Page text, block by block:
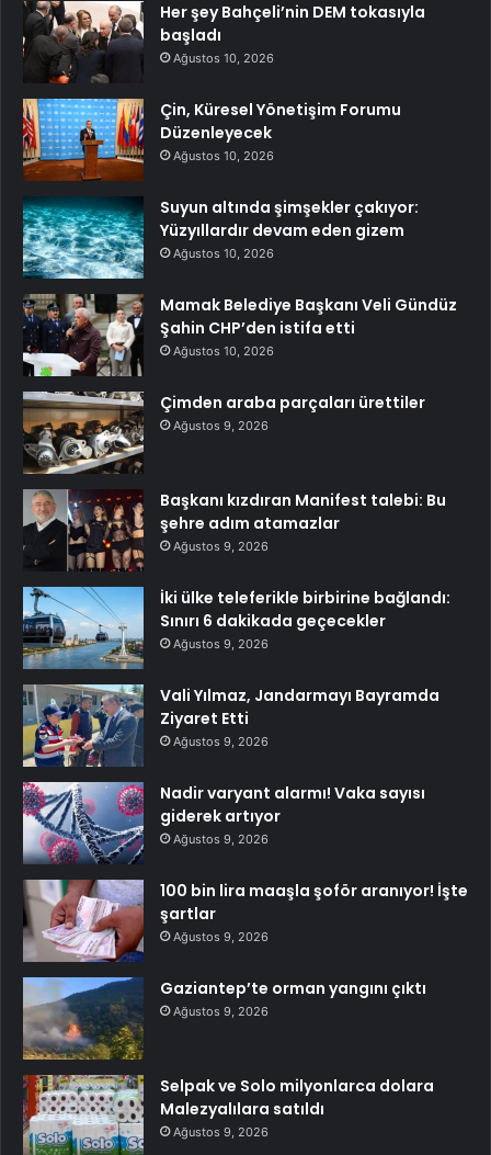
Her şey Bahçeli’nin DEM tokasıyla
başladı
Ağustos 10, 2026
Çin, Küresel Yönetişim Forumu
Düzenleyecek
Ağustos 10, 2026
Suyun altında şimşekler çakıyor:
Yüzyıllardır devam eden gizem
Ağustos 10, 2026
Mamak Belediye Başkanı Veli Gündüz
Şahin CHP’den istifa etti
Ağustos 10, 2026
Çimden araba parçaları ürettiler
Ağustos 9, 2026
Başkanı kızdıran Manifest talebi: Bu
şehre adım atamazlar
Ağustos 9, 2026
İki ülke teleferikle birbirine bağlandı:
Sınırı 6 dakikada geçecekler
Ağustos 9, 2026
Vali Yılmaz, Jandarmayı Bayramda
Ziyaret Etti
Ağustos 9, 2026
Nadir varyant alarmı! Vaka sayısı
giderek artıyor
Ağustos 9, 2026
100 bin lira maaşla şoför aranıyor! İşte
şartlar
Ağustos 9, 2026
Gaziantep’te orman yangını çıktı
Ağustos 9, 2026
Selpak ve Solo milyonlarca dolara
Malezyalılara satıldı
Ağustos 9, 2026